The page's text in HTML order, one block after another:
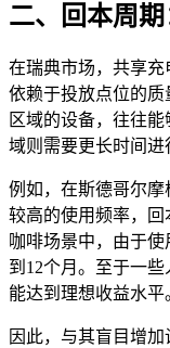
二、回本周
在瑞典市场，共享
依赖于投放点位的
区域的设备，往往
域则需要更长时间进
例如，在斯德哥尔
较高的使用频率，
咖啡场景中，由于
到12个月。至于一
能达到理想收益水平
因此，与其盲目增